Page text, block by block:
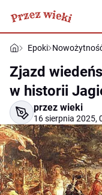
Epoki
Zjazd
w historii
przez wieki
16 sierpnia 2025,